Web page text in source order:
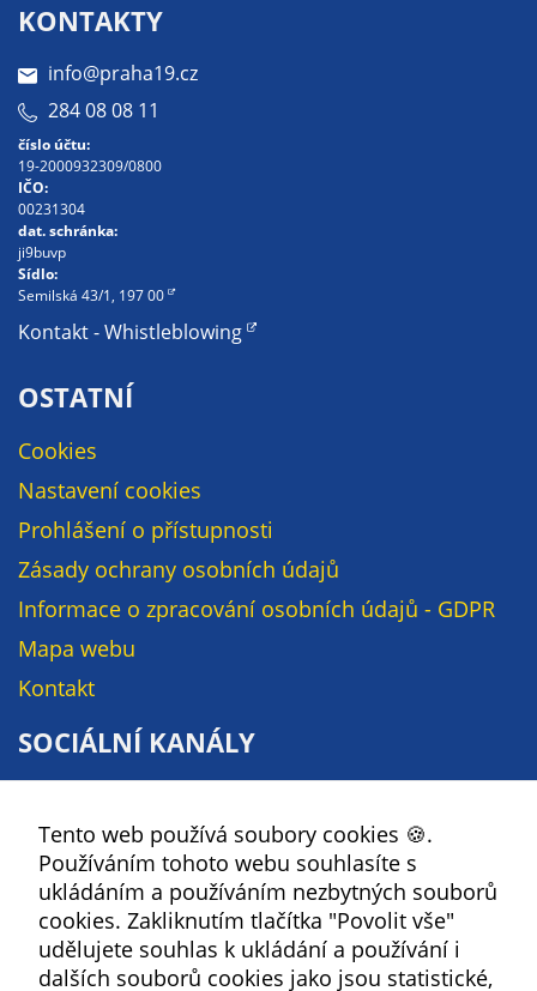
KONTAKTY
info@praha19.cz
284 08 08 11
číslo účtu:
19-2000932309/0800
IČO:
00231304
dat. schránka:
ji9buvp
Sídlo:
Semilská 43/1, 197 00
Kontakt - Whistleblowing
OSTATNÍ
Cookies
Nastavení cookies
Prohlášení o přístupnosti
Zásady ochrany osobních údajů
Informace o zpracování osobních údajů - GDPR
Mapa webu
Kontakt
SOCIÁLNÍ KANÁLY
YouTube
Instagram
RSS
Kbely
Tento web používá soubory cookies 🍪.
Používáním tohoto webu souhlasíte s
ukládáním a používáním nezbytných souborů
cookies. Zakliknutím tlačítka "Povolit vše"
udělujete souhlas k ukládání a používání i
dalších souborů cookies jako jsou statistické,